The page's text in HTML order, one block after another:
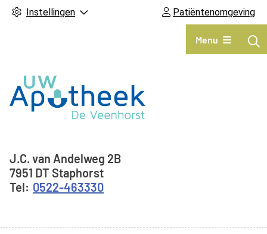
Instellingen Patiëntenomgeving
Hoofdmenu
Menu
Adresgegevens
J.C. van Andelweg 2B
7951 DT Staphorst
0522-463330